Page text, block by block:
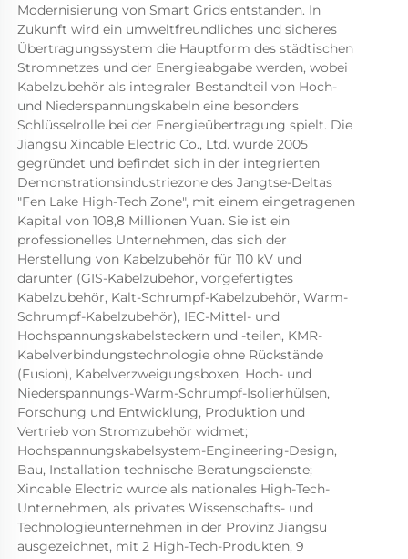
Modernisierung von Smart Grids entstanden. In
Zukunft wird ein umweltfreundliches und sicheres
Übertragungssystem die Hauptform des städtischen
Stromnetzes und der Energieabgabe werden, wobei
Kabelzubehör als integraler Bestandteil von Hoch-
und Niederspannungskabeln eine besonders
Schlüsselrolle bei der Energieübertragung spielt. Die
Jiangsu Xincable Electric Co., Ltd. wurde 2005
gegründet und befindet sich in der integrierten
Demonstrationsindustriezone des Jangtse-Deltas
"Fen Lake High-Tech Zone", mit einem eingetragenen
Kapital von 108,8 Millionen Yuan. Sie ist ein
professionelles Unternehmen, das sich der
Herstellung von Kabelzubehör für 110 kV und
darunter (GIS-Kabelzubehör, vorgefertigtes
Kabelzubehör, Kalt-Schrumpf-Kabelzubehör, Warm-
Schrumpf-Kabelzubehör), IEC-Mittel- und
Hochspannungskabelsteckern und -teilen, KMR-
Kabelverbindungstechnologie ohne Rückstände
(Fusion), Kabelverzweigungsboxen, Hoch- und
Niederspannungs-Warm-Schrumpf-Isolierhülsen,
Forschung und Entwicklung, Produktion und
Vertrieb von Stromzubehör widmet;
Hochspannungskabelsystem-Engineering-Design,
Bau, Installation technische Beratungsdienste;
Xincable Electric wurde als nationales High-Tech-
Unternehmen, als privates Wissenschafts- und
Technologieunternehmen in der Provinz Jiangsu
ausgezeichnet, mit 2 High-Tech-Produkten, 9